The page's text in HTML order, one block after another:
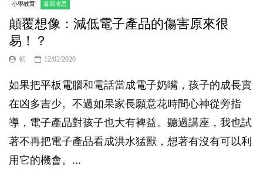
小學教育 書寫省思
顛覆想像：減低電子產品的傷害原來很
易！？
初 12/02/2020
如果把平板電腦和電話當成電子奶嘴，孩子的成長實
在凶多吉少。不過如果家長願意花時間心神從旁指
導，電子產品對孩子也大有裨益。聽過講座，我也試
著不再把電子產品看成洪水猛獸，想著有沒有可以利
用它的機會。...